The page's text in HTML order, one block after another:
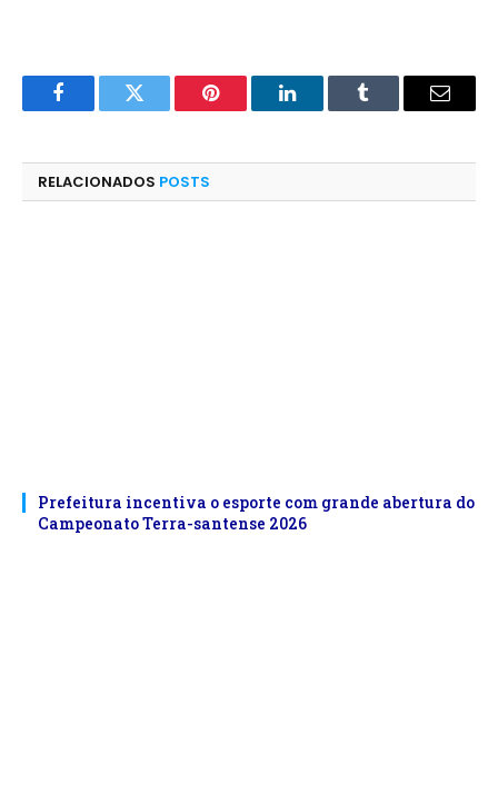
FacebookTwitter Pinterest LinkedInTumblr
E-
RELACIONADOS POSTS
Prefeitura incentiva o esporte com grande abertura do
Campeonato Terra-santense 2026